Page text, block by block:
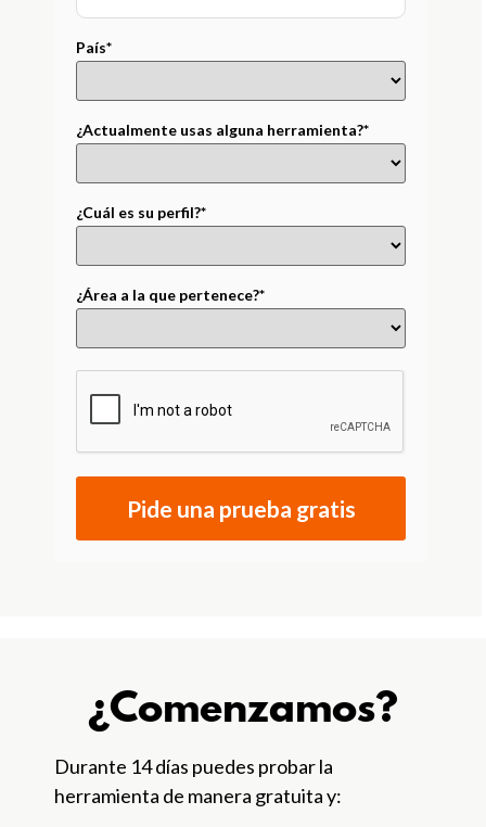
País*
¿Actualmente usas alguna herramienta?*
¿Cuál es su perfil?*
¿Área a la que pertenece?*
Pide una prueba gratis
¿Comenzamos?
Durante 14 días puedes probar la
herramienta de manera gratuita y: